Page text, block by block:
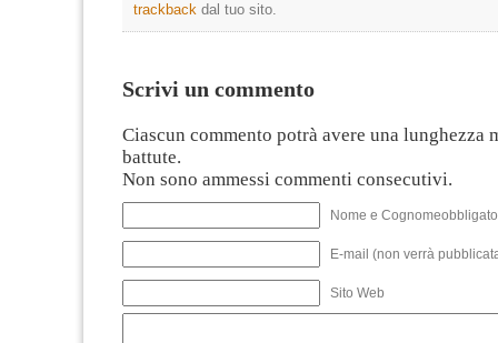
trackback dal tuo sito.
Scrivi un commento
Ciascun commento potrà avere una lunghezza
battute.
Non sono ammessi commenti consecutivi.
Nome e
E-mail (non verrà
Sito Web